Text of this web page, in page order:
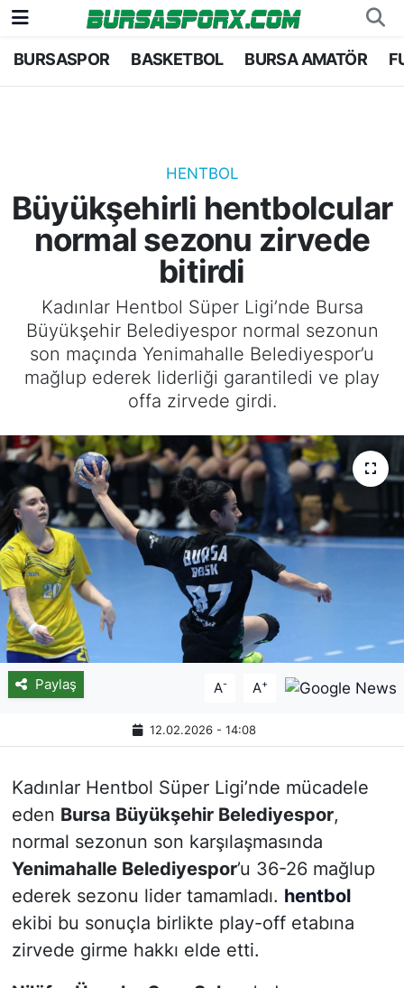
BURSASPOR BASKETBOL BURSA AMATÖR
HENTBOL
Büyükşehirli hentbolcular
normal sezonu zirvede
bitirdi
Kadınlar Hentbol Süper Ligi’nde Bursa
Büyükşehir Belediyespor normal sezonun
son maçında Yenimahalle Belediyespor’u
mağlup ederek liderliği garantiledi ve play
offa zirvede girdi.
Paylaş A- A+
12.02.2026 - 14:08
Kadınlar Hentbol Süper Ligi’nde mücadele
eden Bursa Büyükşehir Belediyespor,
normal sezonun son karşılaşmasında
Yenimahalle Belediyespor’u 36-26 mağlup
ederek sezonu lider tamamladı. hentbol
ekibi bu sonuçla birlikte play-off etabına
zirvede girme hakkı elde etti.
Bursaspor
Bursa Amatör
Hentbol
Voleybol
Genel
Bursa Nöbetçi Eczaneler
Bursa Trafik Yoğunluk Haritası
TFF 1.Lig Puan Durumu ve Fikstür
Tüm Manşetler
Son Dakika Haberleri
Haber Arşivi